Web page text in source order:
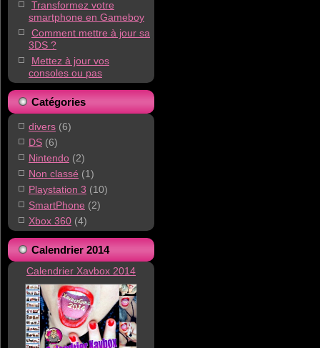
Transformez votre
smartphone en Gameboy
Comment mettre à jour sa
3DS ?
Mettez à jour vos
consoles ou pas
Catégories
divers (6)
DS (6)
Nintendo (2)
Non classé (1)
Playstation 3 (10)
SmartPhone (2)
Xbox 360 (4)
Calendrier 2014
Calendrier Xavbox 2014